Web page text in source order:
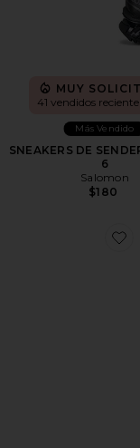
MUY
41 vendidos
Más Vendido
SNEAKERS DE
6
Salomon
$180